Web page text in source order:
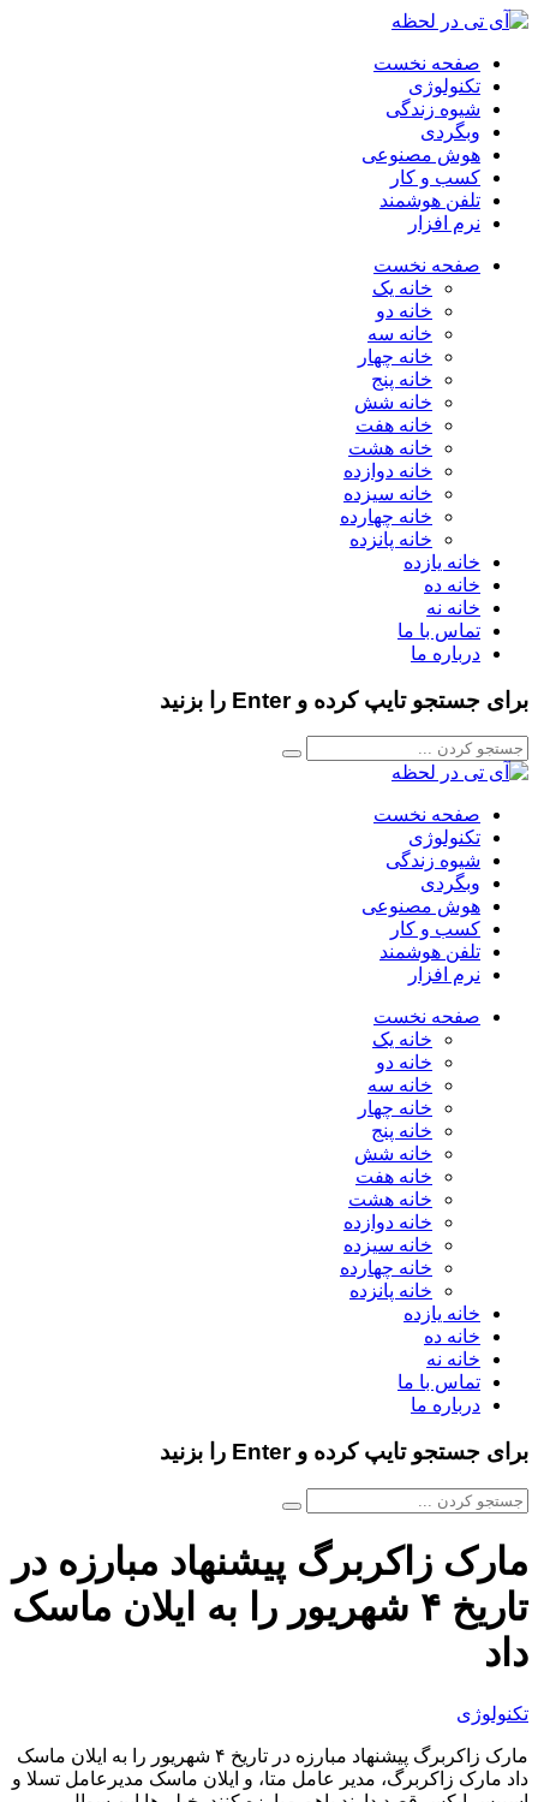
صفحه نخست
تکنولوژی
شیوه زندگی
وبگردی
هوش مصنوعی
کسب و کار
تلفن هوشمند
نرم افزار
صفحه نخست
خانه یک
خانه دو
خانه سه
خانه چهار
خانه پنج
خانه شش
خانه هفت
خانه هشت
خانه دوازده
خانه سیزده
خانه چهارده
خانه پانزده
خانه یازده
خانه ده
خانه نه
تماس با ما
درباره ما
برای جستجو تایپ کرده و Enter را بزنید
صفحه نخست
تکنولوژی
شیوه زندگی
وبگردی
هوش مصنوعی
کسب و کار
تلفن هوشمند
نرم افزار
صفحه نخست
خانه یک
خانه دو
خانه سه
خانه چهار
خانه پنج
خانه شش
خانه هفت
خانه هشت
خانه دوازده
خانه سیزده
خانه چهارده
خانه پانزده
خانه یازده
خانه ده
خانه نه
تماس با ما
درباره ما
برای جستجو تایپ کرده و Enter را بزنید
مارک زاکربرگ پیشنهاد مبارزه در
تاریخ ۴ شهریور را به ایلان ماسک
داد
تکنولوژی
مارک زاکربرگ پیشنهاد مبارزه در تاریخ ۴ شهریور را به ایلان ماسک
داد مارک زاکربرگ، مدیر عامل متا، و ایلان ماسک مدیرعامل تسلا و